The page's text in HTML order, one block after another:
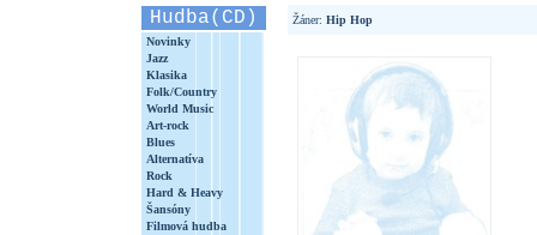
Hudba(CD)
Novinky
Jazz
Klasika
Folk/Country
World Music
Art-rock
Blues
Alternatíva
Rock
Hard & Heavy
Šansóny
Filmová hudba
Žáner: Hip Hop